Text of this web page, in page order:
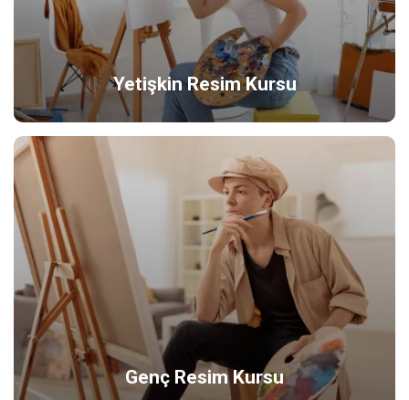
Yetişkin Resim Kursu
Genç Resim Kursu